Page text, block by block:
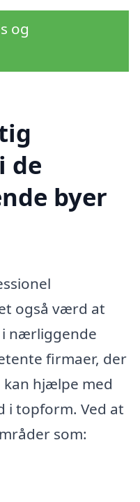
og
de
byer
også værd at
nærliggende
firmaer, der
hjælpe med
i topform. Ved at
som: